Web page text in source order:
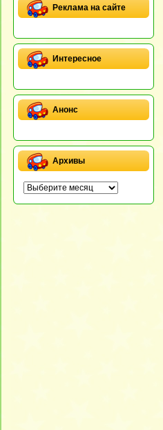
Реклама на сайте
Интересное
Анонс
Архивы